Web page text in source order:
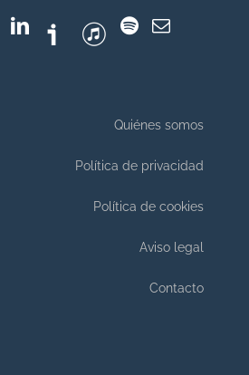
Quiénes somos
Política de privacidad
Política de cookies
Aviso legal
Contacto